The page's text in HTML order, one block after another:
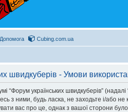
Допомога Cubing.com.ua
швидкуберів - Умови
“Форум українських швидкуберів”
з ними, будь ласка, не заходьте і/або
вас про це, однак з вашої сторони